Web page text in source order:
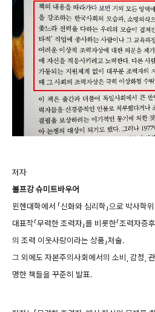
저자
볼프강 슈미트바우어
뮌헨대학에서 「신화와 심리학」으로 박사학
대표작「무력한 조력자」를 비롯한「조력자증
의 조력 이웃사랑이라는 상품」저술.
그 외에도 자본주의사회에서의 소비, 감정,
명한 책들을 꾸준히 발표.